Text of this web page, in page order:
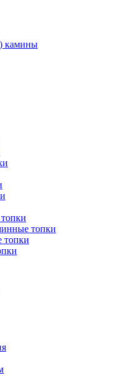
камины
топки
топки